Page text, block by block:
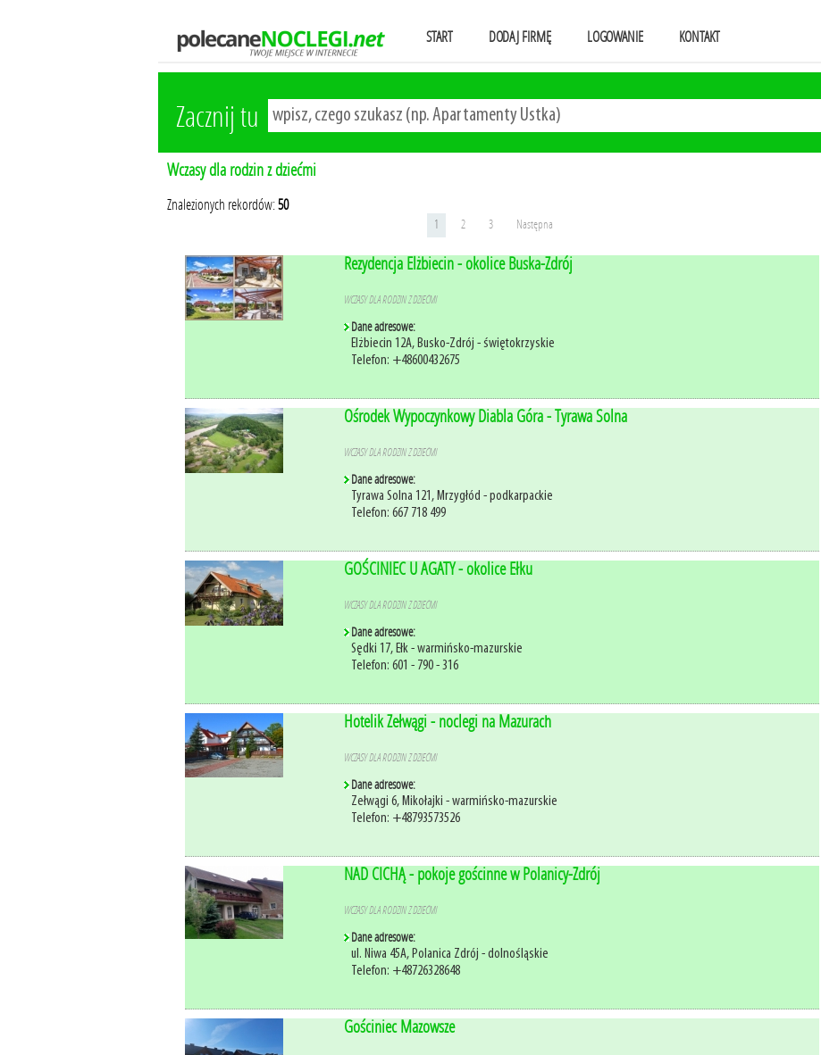
START DODAJ FIRMĘ LOGOWANIE KONTAKT
Zacznij tu
Wczasy dla rodzin z dziećmi
Znalezionych rekordów:50
1 2 3 Następna
Rezydencja Elżbiecin - okolice Buska-Zdrój
WCZASY DLA RODZIN Z DZIEĆMI
Dane adresowe:
Elżbiecin 12A, Busko-Zdrój - świętokrzyskie
Telefon: +48600432675
Ośrodek Wypoczynkowy Diabla Góra - Tyrawa Solna
WCZASY DLA RODZIN Z DZIEĆMI
Dane adresowe:
Tyrawa Solna 121, Mrzygłód - podkarpackie
Telefon: 667 718 499
GOŚCINIEC U AGATY - okolice Ełku
WCZASY DLA RODZIN Z DZIEĆMI
Dane adresowe:
Sędki 17, Ełk - warmińsko-mazurskie
Telefon: 601 - 790 - 316
Hotelik Zełwągi - noclegi na Mazurach
WCZASY DLA RODZIN Z DZIEĆMI
Dane adresowe:
Zełwągi 6, Mikołajki - warmińsko-mazurskie
Telefon: +48793573526
NAD CICHĄ - pokoje gościnne w Polanicy-Zdrój
WCZASY DLA RODZIN Z DZIEĆMI
Dane adresowe:
ul. Niwa 45A, Polanica Zdrój - dolnośląskie
Telefon: +48726328648
Gościniec Mazowsze